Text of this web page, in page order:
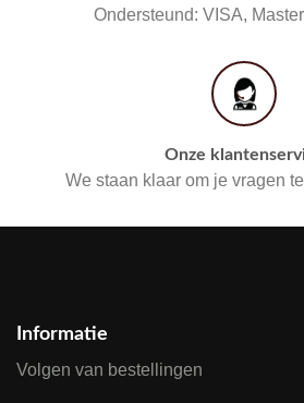
Ondersteund: VISA,
Onze
We staan klaar om je vragen
Informatie
Volgen van bestellingen